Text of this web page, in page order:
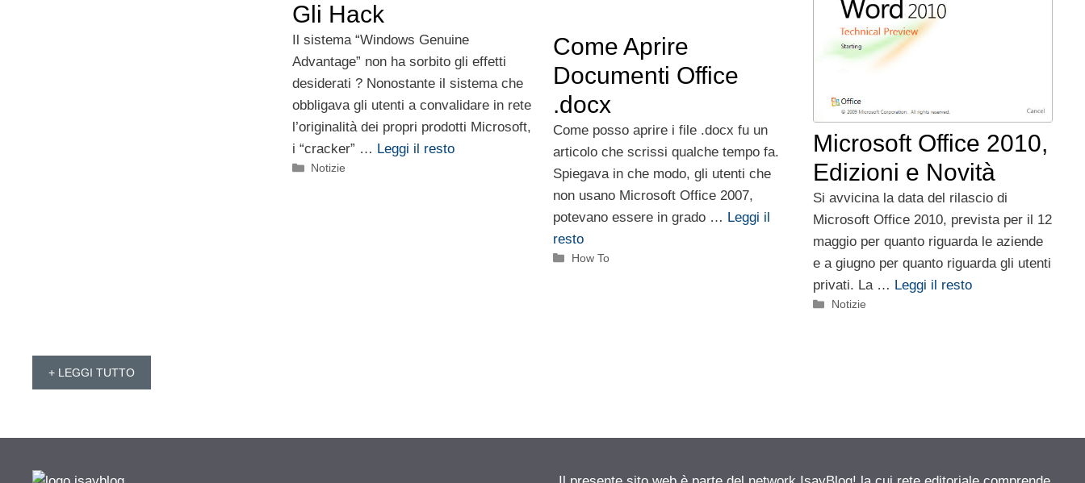
Gli Hack
Il sistema “Windows Genuine
Advantage” non ha sorbito gli effetti
desiderati ? Nonostante il sistema che
obbligava gli utenti a convalidare in rete
l’originalità dei propri prodotti Microsoft,
i “cracker” … Leggi il resto
Categorie
Notizie
Come Aprire
Documenti Office
.docx
Come posso aprire i file .docx fu un
articolo che scrissi qualche tempo fa.
Spiegava in che modo, gli utenti che
non usano Microsoft Office 2007,
potevano essere in grado … Leggi il
resto
Categorie
How To
Microsoft Office 2010,
Edizioni e Novità
Si avvicina la data del rilascio di
Microsoft Office 2010, prevista per il 12
maggio per quanto riguarda le aziende
e a giugno per quanto riguarda gli utenti
privati. La … Leggi il resto
Categorie
Notizie
+ LEGGI TUTTO